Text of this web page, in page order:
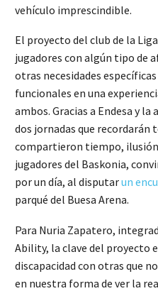
vehículo imprescindible.
El proyecto del club de la
jugadores con algún tipo de
otras necesidades
funcionales en una
ambos. Gracias a Endesa y
dos jornadas que recordarán
compartieron tiempo,
jugadores del Baskonia,
por un día, al disputarun
parqué del Buesa Arena.
Para Nuria Zapatero,
Ability, la clave del proyecto
discapacidad con otras que
en nuestra forma de ver la